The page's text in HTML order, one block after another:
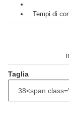
Tempi di
Taglia